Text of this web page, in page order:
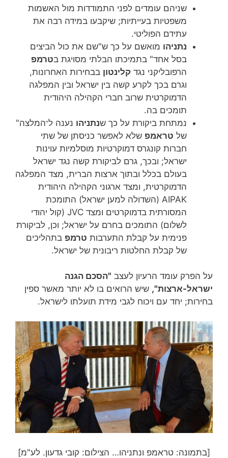
שניהם עומדים לפני התמודדות מול האשמות
משפטיות בעייתיות; שיקבעו במידה רבה את
עתידם הפוליטי.
נתניהו מואשם על כך ש"שם את כול הביצים
בסל אחד" בתמיכתו הבלתי מסויגת בטרמפ
הרפובליקני נגד קלינטון בבחירות האחרונות,
וגרם בכך לקרע קשה בין ישראל ובין המפלגה
הדמוקרטית שרוב חברי הקהילה היהודית
תומכים בה.
נמתחת ביקורת על כך שנתניהו נענה ל"המלצה"
של טראמפ שלא לאפשר כניסתן של שתי
חברות קונגרס דמוקרטיות מוסלמיות עוינות
ישראל; ובכך, גרם לביקורת קשה נגד ישראל
בעולם בכלל ובתוך ארצות הברית, מצד המפלגה
הדמוקרטית, ומצד ארגוני הקהילה היהודית
AIPAK (השדולה למען ישראל) התומכת
המסורתית בדמוקרטים ומצד JVC (קול יהודי
לשלום) התומכים בחרם על ישראל; וכן, לביקורת
פנימית על קבלת התערבות טרמפ בתהליכים
של קבלת החלטות ריבונית של ישראל.
על הפרק עומד הרעיון לעצב "הסכם הגנה
ישראל-ארצות", שיש הרואים בו לא יותר מאשר ספין
בחירות; יחד עם ויכוח לגבי מידת תועלתו לישראל.
[בתמונה: טראמפ ונתניהו… הצילום: קובי גדעון. לע"מ]